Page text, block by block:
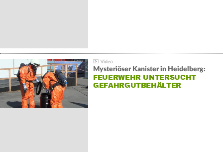
Mysteriöser Kanister in Heidelberg:
FEUERWEHR UNTERSUCHT
GEFAHRGUTBEHÄLTER